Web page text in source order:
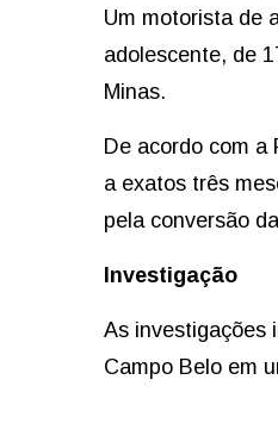
Um motorista de
adolescente, de
Minas.
De acordo com a
a exatos três
pela conversão
Investigação
As investigações
Campo Belo em